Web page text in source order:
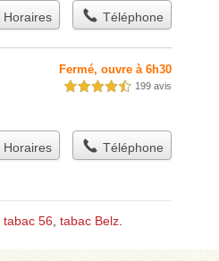
Horaires Téléphone
Fermé, ouvre à 6h30
4,5 étoiles sur 5 199 avis
Horaires Téléphone
tabac 56, tabac Belz.